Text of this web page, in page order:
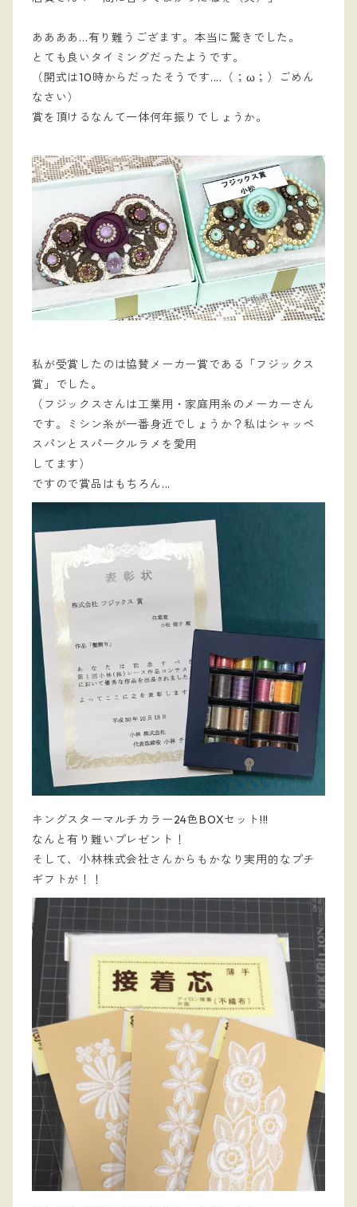
ああああ...有り難うござます。本当に驚きでした。
とても良いタイミングだったようです。
（開式は10時からだったそうです....（；ω；）ごめん
なさい）
賞を頂けるなんて一体何年振りでしょうか。
私が受賞したのは協賛メーカー賞である「フジックス
賞」でした。
（フジックスさんは工業用・家庭用糸のメーカーさん
です。ミシン糸が一番身近でしょうか？私はシャッペ
スパンとスパークルラメを愛用
してます）
ですので賞品はもちろん...
キングスターマルチカラー24色BOXセット!!!
なんと有り難いプレゼント！
そして、小林株式会社さんからもかなり実用的なプチ
ギフトが！！